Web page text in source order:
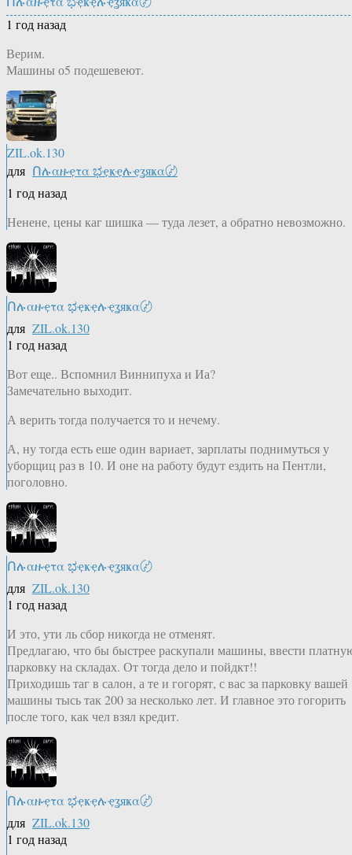
1 год назад
Верим.
Машины о5 подешевеют.
ZIL.ok.130
для Ոሉαዙҿτα ಭҿҝҿሉҿʓяҝα〄
1 год назад
Ненене, цены каг шишка — туда лезет, а обратно невозможно.
Ոሉαዙҿτα ಭҿҝҿሉҿʓяҝα〄
для ZIL.ok.130
1 год назад
Вот еще.. Вспомнил Виннипуха и Иа?
Замечательно выходит.
А верить тогда получается то и нечему.
А, ну тогда есть еше один вариает, зарплаты поднимуться у
уборщиц раз в 10. И оне на работу будут ездить на Пентли,
поголовно.
Ոሉαዙҿτα ಭҿҝҿሉҿʓяҝα〄
для ZIL.ok.130
1 год назад
И это, ути ль сбор никогда не отменят.
Предлагаю, что бы быстрее раскупали машины, ввести
парковку на складах. От тогда дело и пойдкт!!
Приходишь таг в салон, а те и гогорят, с вас за парковку вашей
машины тысь так 200 за несколько лет. И главное это гогорить
после того, как чел взял кредит.
Ոሉαዙҿτα ಭҿҝҿሉҿʓяҝα〄
для ZIL.ok.130
1 год назад